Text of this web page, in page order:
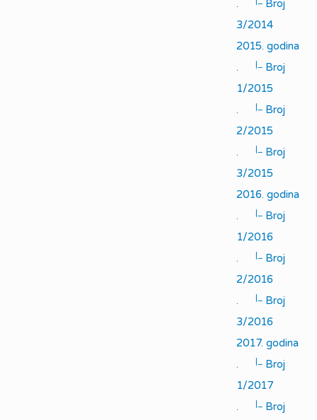
.
Broj
3/2014
2015. godina
.
|_ Broj
1/2015
.
|_ Broj
2/2015
.
|_ Broj
3/2015
2016. godina
.
|_ Broj
1/2016
.
|_ Broj
2/2016
.
|_ Broj
3/2016
2017. godina
.
|_ Broj
1/2017
.
|_ Broj